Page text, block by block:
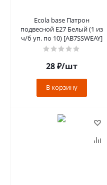
Ecola base Патрон
подвесной E27 Белый (1 из
ч/б уп. по 10) [AB7SSWEAY]
28₽/шт
В корзину